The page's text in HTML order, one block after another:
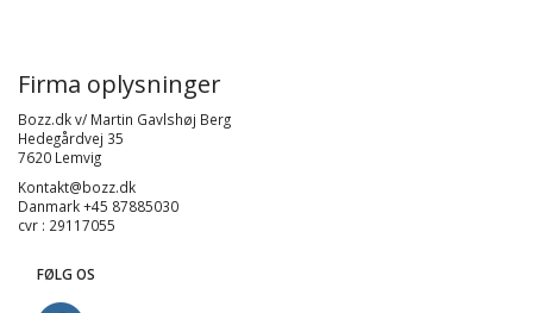
Firma oplysninger
Bozz.dk v/ Martin Gavlshøj Berg
Hedegårdvej 35
7620 Lemvig
Kontakt@bozz.dk
Danmark +45 87885030
cvr : 29117055
FØLG OS